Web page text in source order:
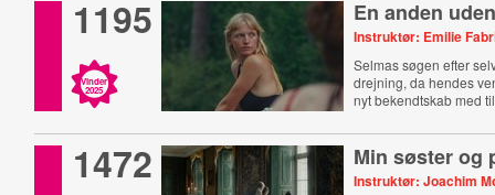
1195
Vinder
2025
En anden
Instruktør: Emilie
Selmas søgen efter
drejning, da hendes
nyt bekendtskab med
1472 Min søster og
Instruktør: Joachim